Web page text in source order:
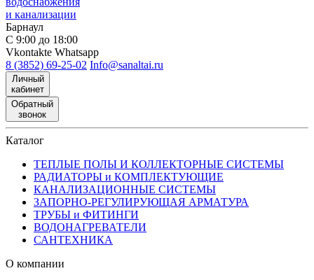
и канализации
Барнаул
С 9:00 до 18:00
Vkontakte Whatsapp
8 (3852) 69-25-02 Info@sanaltai.ru
Личный
кабинет
Обратный
звонок
Каталог
ТЕПЛЫЕ ПОЛЫ И КОЛЛЕКТОРНЫЕ СИСТЕМЫ
РАДИАТОРЫ и КОМПЛЕКТУЮЩИЕ
КАНАЛИЗАЦИОННЫЕ СИСТЕМЫ
ЗАПОРНО-РЕГУЛИРУЮЩАЯ АРМАТУРА
ТРУБЫ и ФИТИНГИ
ВОДОНАГРЕВАТЕЛИ
САНТЕХНИКА
О компании